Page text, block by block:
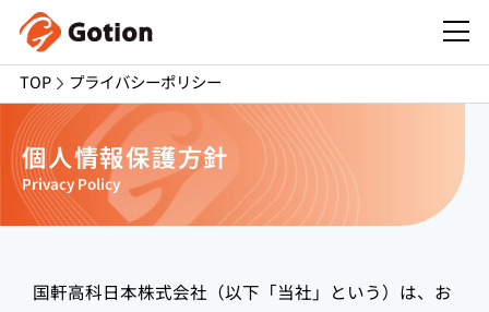
TOP プライバシーポリシー
個人情報保護方針
Privacy Policy
国軒高科日本株式会社（以下「当社」という）は、お